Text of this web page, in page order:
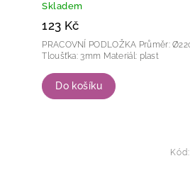
Skladem
123 Kč
Do košíku
PRACOVNÍ PODLOŽKA Průměr: Ø22cm
Kód: